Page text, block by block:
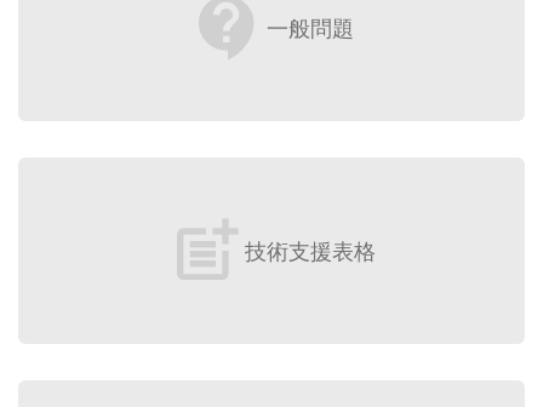
contact_support 一般問題
post_add 技術支援表格